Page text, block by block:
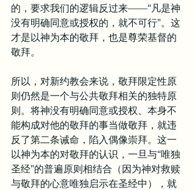
的，要求我们的逻辑反过来——“凡是神
没有明确同意或授权的，就不可行”。这
才是以神为本的敬拜，也是尊荣基督的
敬拜。
所以，对新约教会来说，敬拜限定性原
则仍然是一个与公共敬拜相关的独特原
则。将神没有明确同意或授权、本身不
能构成对他的敬拜的事当做敬拜，就违
反了第二条诫命，陷入偶像崇拜。这一
以神为本的对敬拜的认识，一旦与“唯独
圣经”的普遍原则相结合（因为神对救赎
与敬拜的心意唯独启示在圣经中），就